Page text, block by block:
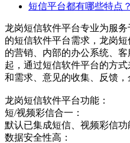
短信平台都有哪些特点？
龙岗短信软件平台专业为服
的短信软件平台需求，龙岗
的营销、内部的办公系统、
起，通过短信软件平台的方
和需求、意见的收集、反馈，
龙岗短信软件平台功能：
短/视频彩信合一：
默认已集成短信、视频彩信功
数据安全性高：